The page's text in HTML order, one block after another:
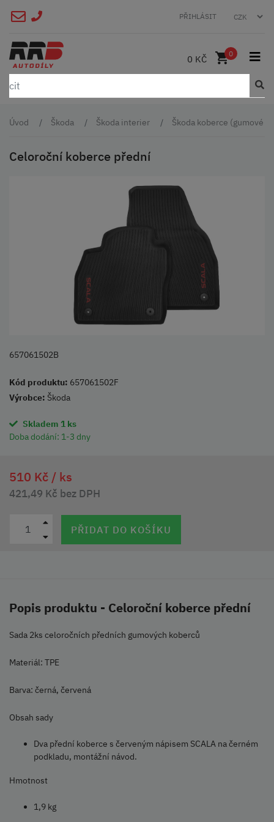
PŘIHLÁSIT
0 KČ 0
Úvod Škoda Škoda interier Škoda koberce (gumové
Celoroční koberce přední
657061502B
Kód produktu: 657061502F
Výrobce: Škoda
Skladem 1 ks
Doba dodání: 1-3 dny
510 Kč / ks
421,49 Kč bez DPH
PŘIDAT DO KOŠÍKU
Popis produktu - Celoroční koberce přední
Sada 2ks celoročních předních gumových koberců
Materiál: TPE
Barva: černá, červená
Obsah sady
Dva přední koberce s červeným nápisem SCALA na černém
podkladu, montážní návod.
Hmotnost
1,9 kg